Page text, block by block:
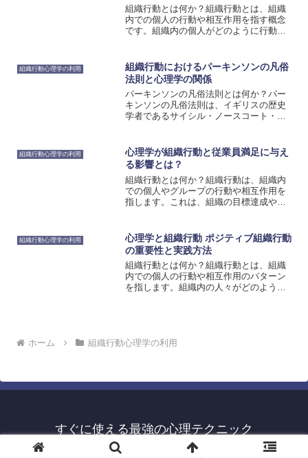
組織行動とは何か？組織行動とは、組織
内での個人の行動や相互作用を指す概念
です。組織内の個人がどのように行動
を与える重要な要素です。組織行動は、
個人のモチベーションやパフ...
組織行動心理学の利用
組織行動におけるパーキンソンの凡俗
法則と心理学の関係
パーキンソンの凡俗法則とは何か？パー
キンソンの凡俗法則は、イギリスの歴史
学者であるサイシル・ノースコート・パ
時間の制約がある場合に生じる現象を指
します。具体的には、パー...
組織行動心理学の利用
心理学が組織行動と従業員満足に与え
る影響とは？
組織行動とは何か？組織行動は、組織内
での個人やグループの行動や相互作用を
指します。これは、組織の目標達成や効
ミュニケーション、リーダーシップ、チ
ームワークなど、さまざま...
組織行動心理学の利用
心理学と組織行動 ポジティブ組織行動
の重要性と実践方法
組織行動とは何か？組織行動とは、組織
内での個人の行動や相互作用のパターン
を指します。組織内の人々がどのように
ホーム
組織行動心理学の利用
すぐに使える最強の心理テクニック
© 2023 すぐに使える最強の心理テクニック.